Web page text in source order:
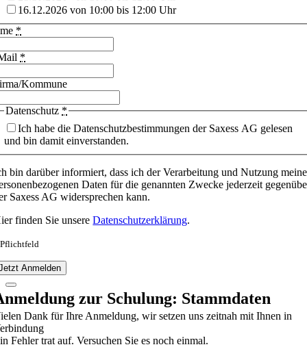
16.12.2026 von 10:00 bis 12:00 Uhr
*
*
Kommune
Datenschutz *
Ich habe die Datenschutzbestimmungen der Saxess AG gelesen
und bin damit einverstanden.
bin darüber informiert, dass ich der Verarbeitung und Nutzung
Daten für die genannten Zwecke jederzeit
Saxess AG widersprechen kann.
finden Sie unsereDatenschutzerklärung.
Anmelden
zur Schulung: Stammdaten
Dank für Ihre Anmeldung, wir setzen uns zeitnah mit Ihnen in
Fehler trat auf. Versuchen Sie es noch einmal.